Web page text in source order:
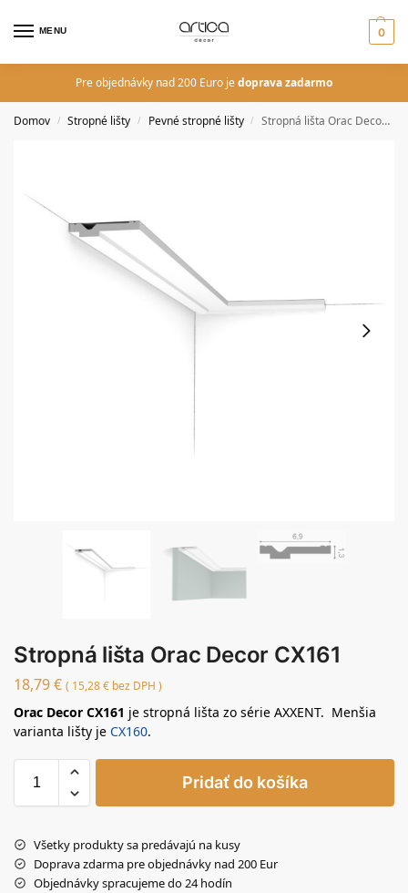
MENU 0
Pre objednávky nad 200 Euro jedoprava zadarmo
Domov / Stropné lišty / Pevné stropné lišty / Stropná lišta Orac Decor CX161
Stropná lišta Orac Decor CX161
18,79€ ( 15,28€ bez DPH )
Orac Decor CX161 je stropná lišta zo série AXXENT. Menšia
varianta lišty je CX160.
Pridať do košíka
Všetky produkty sa predávajú na kusy
Doprava zdarma pre objednávky nad 200 Eur
Objednávky spracujeme do 24 hodín